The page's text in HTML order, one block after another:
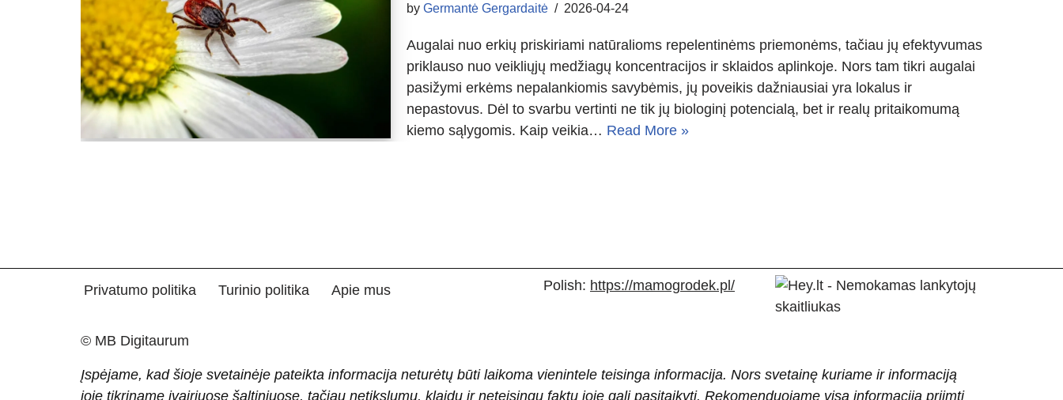
by Germantė Gergardaitė 2026-04-24
Augalai nuo erkių priskiriami natūralioms repelentinėms priemonėms, tačiau jų efektyvumas
priklauso nuo veikliųjų medžiagų koncentracijos ir sklaidos aplinkoje. Nors tam tikri augalai
pasižymi erkėms nepalankiomis savybėmis, jų poveikis dažniausiai yra lokalus ir
nepastovus. Dėl to svarbu vertinti ne tik jų biologinį potencialą, bet ir realų pritaikomumą
kiemo sąlygomis. Kaip veikia… Read More »
Privatumo politika Turinio politika Apie mus Polish: https://mamogrodek.pl/
© MB Digitaurum
Įspėjame, kad šioje svetainėje pateikta informacija neturėtų būti laikoma vienintele teisinga informacija. Nors svetainę kuriame ir informaciją
joje tikriname įvairiuose šaltiniuose, tačiau netikslumų, klaidų ir neteisingų faktų joje gali pasitaikyti. Rekomenduojame visą informaciją priimti